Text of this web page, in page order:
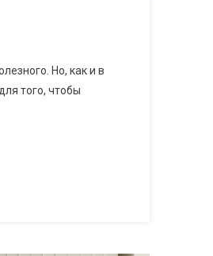
Но, как и в
того, чтобы